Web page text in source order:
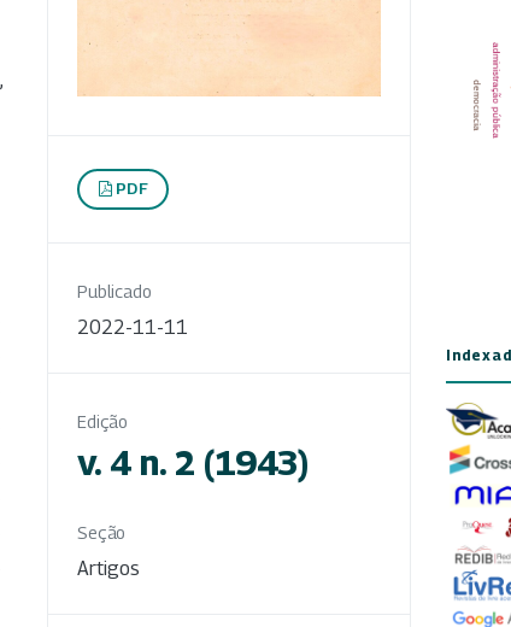
PDF
Publicado
2022-11-11
Edição
v. 4 n. 2 (1943)
Seção
Artigos